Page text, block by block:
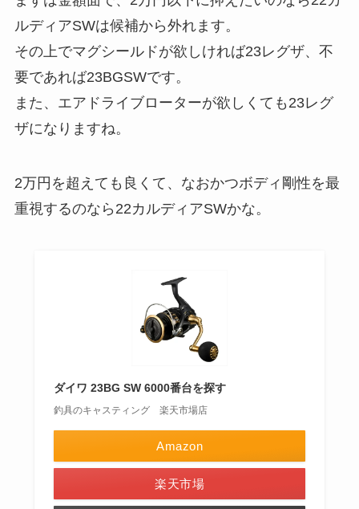
ルディアSWは候補から外れます。
その上でマグシールドが欲しければ23レグザ、不
要であれば23BGSWです。
また、エアドライブローターが欲しくても23レグ
ザになりますね。
2万円を超えても良くて、なおかつボディ剛性を最
重視するのなら22カルディアSWかな。
ダイワ 23BG SW 6000番台を探す
釣具のキャスティング 楽天市場店
Amazon
楽天市場